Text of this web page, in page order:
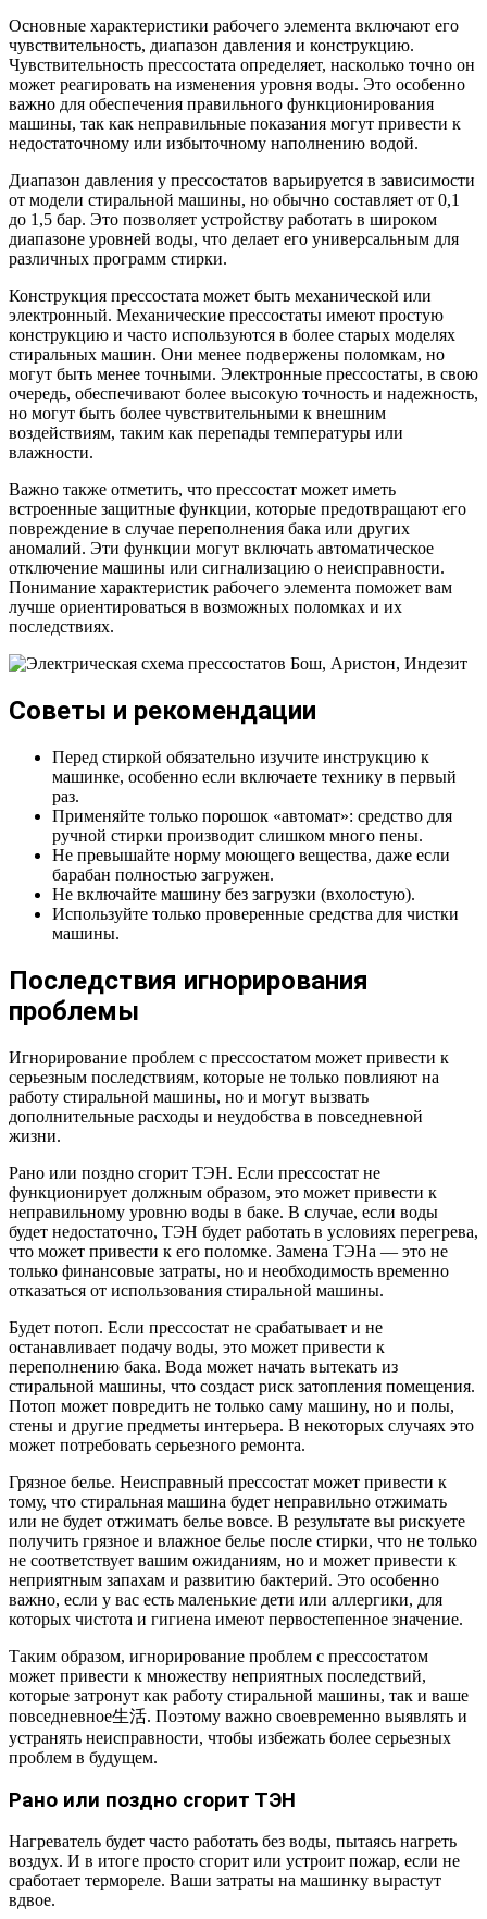
Основные характеристики рабочего элемента включают его
чувствительность, диапазон давления и конструкцию.
Чувствительность прессостата определяет, насколько точно он
может реагировать на изменения уровня воды. Это особенно
важно для обеспечения правильного функционирования
машины, так как неправильные показания могут привести к
недостаточному или избыточному наполнению водой.
Диапазон давления у прессостатов варьируется в зависимости
от модели стиральной машины, но обычно составляет от 0,1
до 1,5 бар. Это позволяет устройству работать в широком
диапазоне уровней воды, что делает его универсальным для
различных программ стирки.
Конструкция прессостата может быть механической или
электронный. Механические прессостаты имеют простую
конструкцию и часто используются в более старых моделях
стиральных машин. Они менее подвержены поломкам, но
могут быть менее точными. Электронные прессостаты, в свою
очередь, обеспечивают более высокую точность и надежность,
но могут быть более чувствительными к внешним
воздействиям, таким как перепады температуры или
влажности.
Важно также отметить, что прессостат может иметь
встроенные защитные функции, которые предотвращают его
повреждение в случае переполнения бака или других
аномалий. Эти функции могут включать автоматическое
отключение машины или сигнализацию о неисправности.
Понимание характеристик рабочего элемента поможет вам
лучше ориентироваться в возможных поломках и их
последствиях.
Советы и рекомендации
Перед стиркой обязательно изучите инструкцию к
машинке, особенно если включаете технику в первый
раз.
Применяйте только порошок «автомат»: средство для
ручной стирки производит слишком много пены.
Не превышайте норму моющего вещества, даже если
барабан полностью загружен.
Не включайте машину без загрузки (вхолостую).
Используйте только проверенные средства для чистки
машины.
Последствия игнорирования
проблемы
Игнорирование проблем с прессостатом может привести к
серьезным последствиям, которые не только повлияют на
работу стиральной машины, но и могут вызвать
дополнительные расходы и неудобства в повседневной
жизни.
Рано или поздно сгорит ТЭН. Если прессостат не
функционирует должным образом, это может привести к
неправильному уровню воды в баке. В случае, если воды
будет недостаточно, ТЭН будет работать в условиях перегрева,
что может привести к его поломке. Замена ТЭНа — это не
только финансовые затраты, но и необходимость временно
отказаться от использования стиральной машины.
Будет потоп. Если прессостат не срабатывает и не
останавливает подачу воды, это может привести к
переполнению бака. Вода может начать вытекать из
стиральной машины, что создаст риск затопления помещения.
Потоп может повредить не только саму машину, но и полы,
стены и другие предметы интерьера. В некоторых случаях это
может потребовать серьезного ремонта.
Грязное белье. Неисправный прессостат может привести к
тому, что стиральная машина будет неправильно отжимать
или не будет отжимать белье вовсе. В результате вы рискуете
получить грязное и влажное белье после стирки, что не только
не соответствует вашим ожиданиям, но и может привести к
неприятным запахам и развитию бактерий. Это особенно
важно, если у вас есть маленькие дети или аллергики, для
которых чистота и гигиена имеют первостепенное значение.
Таким образом, игнорирование проблем с прессостатом
может привести к множеству неприятных последствий,
которые затронут как работу стиральной машины, так и ваше
повседневное生活. Поэтому важно своевременно выявлять и
устранять неисправности, чтобы избежать более серьезных
проблем в будущем.
Рано или поздно сгорит ТЭН
Нагреватель будет часто работать без воды, пытаясь нагреть
воздух. И в итоге просто сгорит или устроит пожар, если не
сработает термореле. Ваши затраты на машинку вырастут
вдвое.